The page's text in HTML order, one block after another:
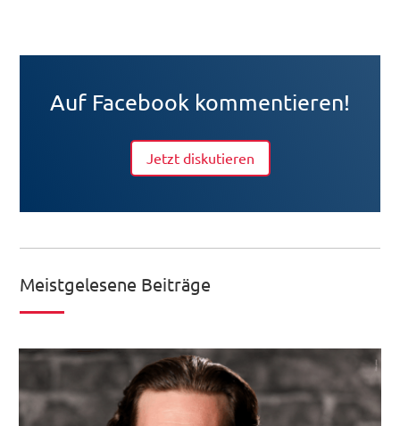
Auf Facebook kommentieren!
Jetzt diskutieren
Meistgelesene Beiträge